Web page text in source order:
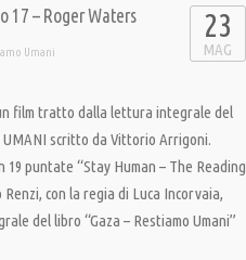
17 – Roger Waters
Umani
23
MAG
film tratto dalla lettura integrale del
UMANI scritto da Vittorio Arrigoni.
puntate “Stay Human – The Reading
con la regia di Luca Incorvaia,
del libro “Gaza – Restiamo Umani”